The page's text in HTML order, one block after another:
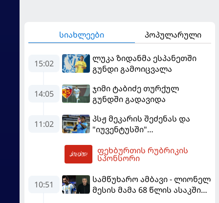
სიახლეები პოპულარული
15:02
ლუკა ზიდანმა ესპანეთში
გუნდი გამოიცვალა
14:05
ჯიმი ტაბიძე თურქულ
გუნდში გადავიდა
11:02
პსჟ მეკარის შეძენას და
"იუვენტუსში"
ფეხბურთის რუბრიკის
სპონსორი
10:51
სამწუხარო ამბავი - ლიონელ
მესის მამა 68 წლის ასაკში